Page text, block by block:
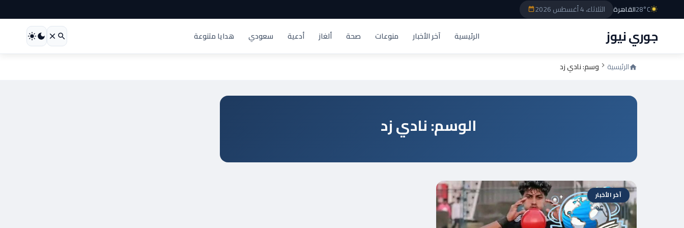
الثلاثاء، 4 أغسطس 2026 28°Cالقاهرة
جوري نيوز الرئيسية آخر الأخبار منوعات صحة ألغاز أدعية سعودي هدايا متنوعة
الرئيسية وسم: نادي زد
الوسم: نادي زد
آخر الأخبار